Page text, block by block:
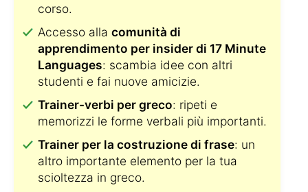
corso.
Accesso alla comunità di
apprendimento per insider di 17 Minute
Languages: scambia idee con altri
studenti e fai nuove amicizie.
Trainer-verbi per greco: ripeti e
memorizzi le forme verbali più importanti.
Trainer per la costruzione di frase: un
altro importante elemento per la tua
scioltezza in greco.